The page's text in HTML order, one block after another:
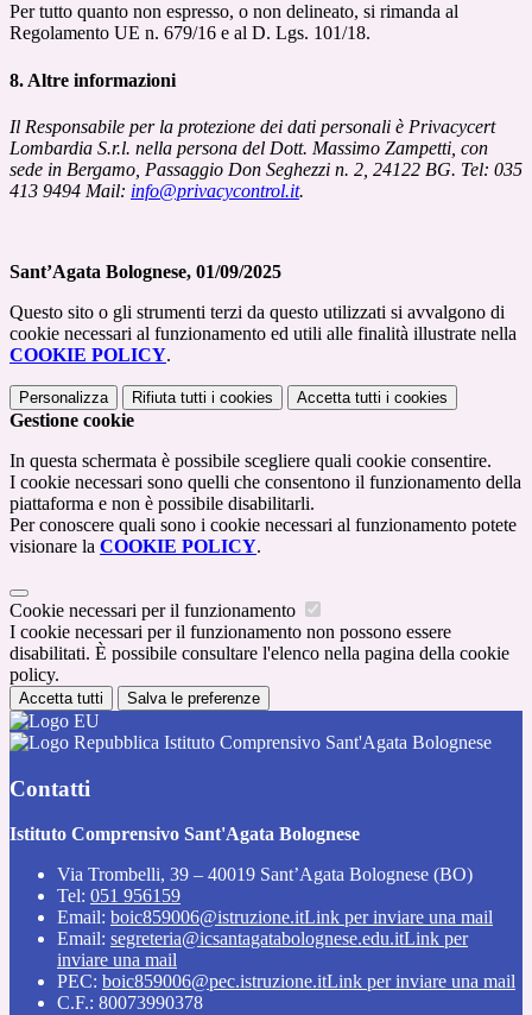
Per tutto quanto non espresso, o non delineato, si rimanda al
Regolamento UE n. 679/16 e al D. Lgs. 101/18.
8. Altre informazioni
Il Responsabile per la protezione dei dati personali è Privacycert
Lombardia S.r.l. nella persona del Dott. Massimo Zampetti, con
sede in Bergamo, Passaggio Don Seghezzi n. 2, 24122 BG. Tel: 035
413 9494 Mail: info@privacycontrol.it.
Sant’Agata Bolognese, 01/09/2025
Questo sito o gli strumenti terzi da questo utilizzati si avvalgono di
cookie necessari al funzionamento ed utili alle finalità illustrate nella
COOKIE POLICY.
Personalizza Rifiuta tutti i cookies Accetta tutti i cookies
Gestione cookie
In questa schermata è possibile scegliere quali cookie consentire.
I cookie necessari sono quelli che consentono il funzionamento della
piattaforma e non è possibile disabilitarli.
Per conoscere quali sono i cookie necessari al funzionamento potete
visionare la COOKIE POLICY.
Cookie necessari per il funzionamento
I cookie necessari per il funzionamento non possono essere
disabilitati. È possibile consultare l'elenco nella pagina della cookie
policy.
Accetta tutti Salva le preferenze
Istituto Comprensivo Sant'Agata Bolognese
Contatti
Istituto Comprensivo Sant'Agata Bolognese
Via Trombelli, 39 – 40019 Sant’Agata Bolognese (BO)
Tel: 051 956159
Email: boic859006@istruzione.itLink per inviare una mail
Email: segreteria@icsantagatabolognese.edu.itLink per
inviare una mail
PEC: boic859006@pec.istruzione.itLink per inviare una mail
C.F.: 80073990378